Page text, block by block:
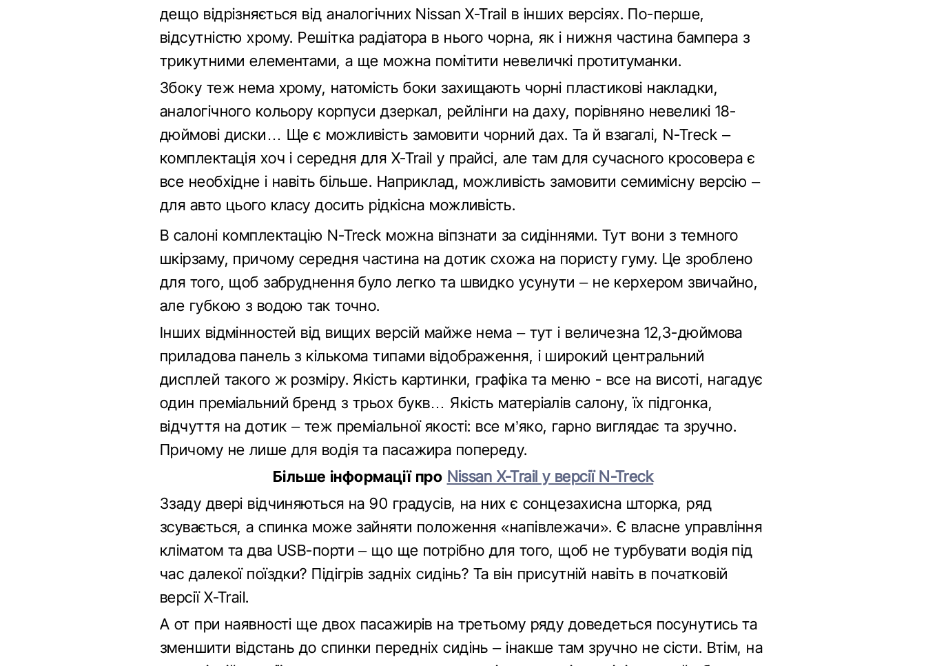
дещо відрізняється від аналогічних Nissan X-Trail в інших версіях. По-перше,
відсутністю хрому. Решітка радіатора в нього чорна, як і нижня частина бампера з
трикутними елементами, а ще можна помітити невеличкі протитуманки.
Збоку теж нема хрому, натомість боки захищають чорні пластикові накладки,
аналогічного кольору корпуси дзеркал, рейлінги на даху, порівняно невеликі 18-
дюймові диски… Ще є можливість замовити чорний дах. Та й взагалі, N-Treck –
комплектація хоч і середня для X-Trail у прайсі, але там для сучасного кросовера є
все необхідне і навіть більше. Наприклад, можливість замовити семимісну версію –
для авто цього класу досить рідкісна можливість.
В салоні комплектацію N-Treck можна віпзнати за сидіннями. Тут вони з темного
шкірзаму, причому середня частина на дотик схожа на пористу гуму. Це зроблено
для того, щоб забруднення було легко та швидко усунути – не керхером звичайно,
але губкою з водою так точно.
Інших відмінностей від вищих версій майже нема – тут і величезна 12,3-дюймова
приладова панель з кількома типами відображення, і широкий центральний
дисплей такого ж розміру. Якість картинки, графіка та меню - все на висоті, нагадує
один преміальний бренд з трьох букв… Якість матеріалів салону, їх підгонка,
відчуття на дотик – теж преміальної якості: все м’яко, гарно виглядає та зручно.
Причому не лише для водія та пасажира попереду.
Більше інформації про Nissan X-Trail у версії N-Treck
Ззаду двері відчиняються на 90 градусів, на них є сонцезахисна шторка, ряд
зсувається, а спинка може зайняти положення «напівлежачи». Є власне управління
кліматом та два USB-порти – що ще потрібно для того, щоб не турбувати водія під
час далекої поїздки? Підігрів задніх сидінь? Та він присутній навіть в початковій
версії X-Trail.
А от при наявності ще двох пасажирів на третьому ряду доведеться посунутись та
зменшити відстань до спинки передніх сидінь – інакше там зручно не сісти. Втім, на